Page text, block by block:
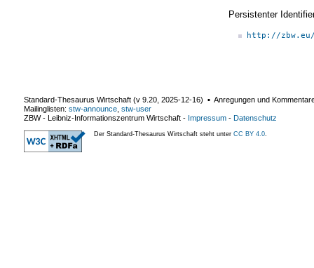
Persistenter
http://
Standard-Thesaurus Wirtschaft (v 9.20 2025-12-16) ▪ Anregungen und
Mailinglisten: stw-announce stw-user
ZBW - Leibniz-Informationszentrum Wirtschaft - Impressum - Datenschutz
Der Standard-Thesaurus Wirtschaft steht unter CC BY 4.0